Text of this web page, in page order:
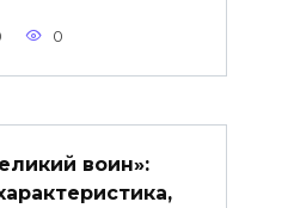
0
воин»: